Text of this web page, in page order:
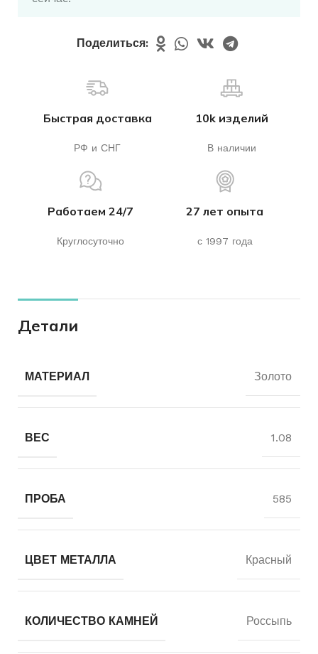
Поделиться:
Быстрая доставка
РФ и СНГ
10k изделий
В наличии
Работаем 24/7
Круглосуточно
27 лет опыта
с 1997 года
Детали
МАТЕРИАЛ Золото
ВЕС 1.08
ПРОБА 585
ЦВЕТ МЕТАЛЛА Красный
КОЛИЧЕСТВО КАМНЕЙ Россыпь